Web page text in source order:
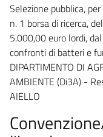
Selezione pubblica,
n. 1 borsa di ricerca,
5.000,00 euro lordi,
confronti di batteri e
DIPARTIMENTO DI
AMBIENTE (Di3A) -
AIELLO